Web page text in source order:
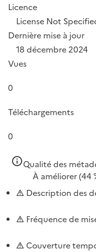
Licence
License Not
Dernière mise à jour
18 décembre 2024
Vues
0
Téléchargements
0
Qualité des
À améliorer(44
Description des
Fréquence de
Couverture